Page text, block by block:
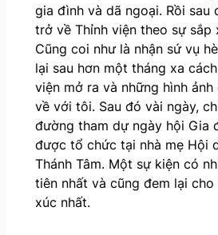
gia đình và dã ngoại. Rồi sau
trở về Thỉnh viện theo sự sắp
Cũng coi như là nhận sứ vụ
lại sau hơn một tháng xa
viện mở ra và những hình
về với tôi. Sau đó vài ngày,
đường tham dự ngày hội Gia
được tổ chức tại nhà mẹ Hội
Thánh Tâm. Một sự kiện có
tiên nhất và cũng đem lại cho
xúc nhất.